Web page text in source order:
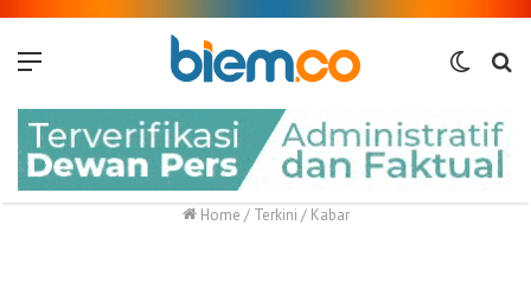
Switch
Home / Terkini / Kabar